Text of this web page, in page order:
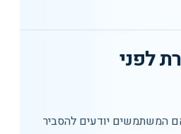
לפני
המשתמשים יודעים להסביר